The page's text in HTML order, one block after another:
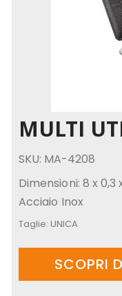
MULTI
SKU: MA-4208
Dimensioni: 8 x 0,3
Acciaio Inox
Taglie: UNICA
SCOPRI